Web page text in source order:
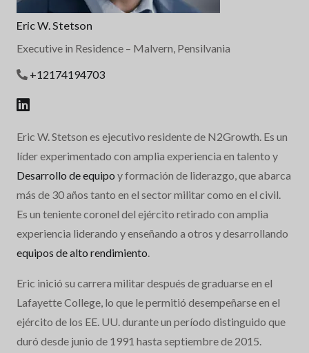
Eric W. Stetson
Executive in Residence – Malvern, Pensilvania
+12174194703
Eric W. Stetson es ejecutivo residente de N2Growth. Es un
líder experimentado con amplia experiencia en talento y
Desarrollo de equipo y formación de liderazgo, que abarca
más de 30 años tanto en el sector militar como en el civil.
Es un teniente coronel del ejército retirado con amplia
experiencia liderando y enseñando a otros y desarrollando
equipos de alto rendimiento.
Eric inició su carrera militar después de graduarse en el
Lafayette College, lo que le permitió desempeñarse en el
ejército de los EE. UU. durante un período distinguido que
duró desde junio de 1991 hasta septiembre de 2015.